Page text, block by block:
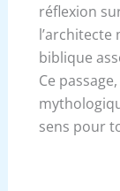
réflexion
l’architecte
biblique
Ce
sens pour